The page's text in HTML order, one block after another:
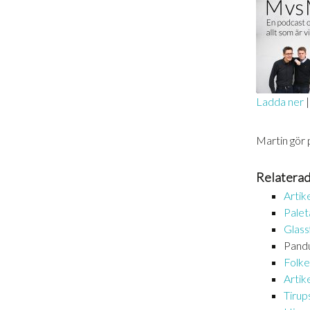
FLÖDE
LÄNK
BÄDDA
Ladda ner |
Martin gör